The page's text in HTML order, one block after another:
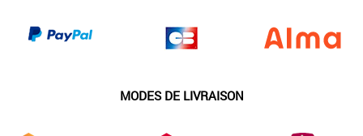
MODES DE LIVRAISON